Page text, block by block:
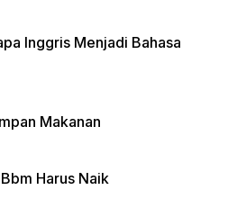
Inggris Menjadi Bahasa
Makanan
Harus Naik